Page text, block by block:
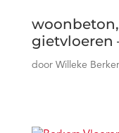
gietvloeren
door Willeke